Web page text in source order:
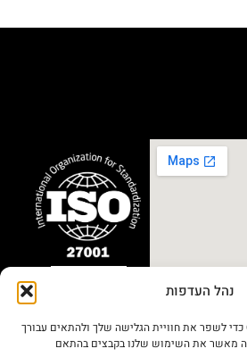
נהל העדפות
אנו משתמשים בקובצי Cookie כדי לשפר את חוויית הגלישה שלך ולהתאים עבורך
מאשר את השימוש שלנו בקבצים בהתאם
ו”Miror” של מערך
הסייבר הלאומי